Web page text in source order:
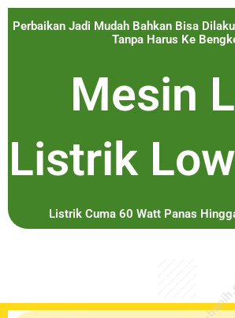
Perbaikan Jadi Mudah Bahkan Bisa
Tanpa Harus Ke
Mesin
Listrik
Listrik Cuma 60 Watt Panas